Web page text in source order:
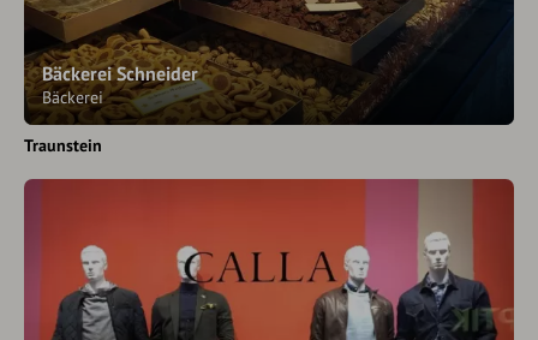
Bäckerei Schneider
Bäckerei
Traunstein